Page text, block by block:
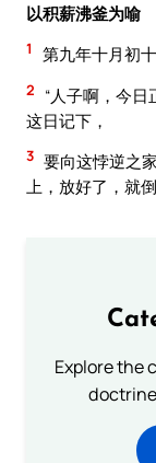
以积薪沸釜为喻
1 第九年十月初
2
“人子啊，今
这日记下，
3 要向这悖逆之
上，放好了，就
Explore the